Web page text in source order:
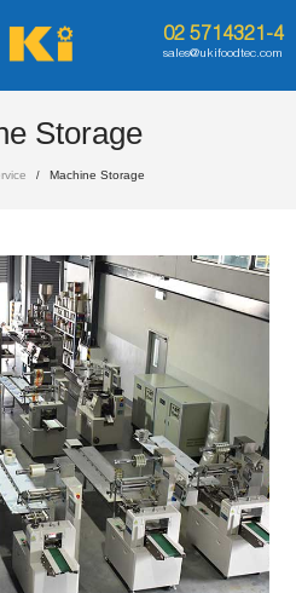
02 5714321-4
sales@ukifoodtec.com
Storage
/ Machine Storage